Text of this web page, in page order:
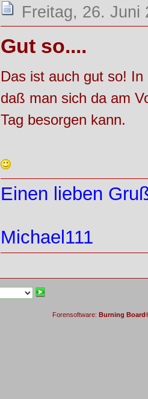
Freitag, 26. Juni
Gut so....
Das ist auch gut so!
daß man sich da am
Tag besorgen kann.
Einen lieben
Michael111
Forensoftware: Burning